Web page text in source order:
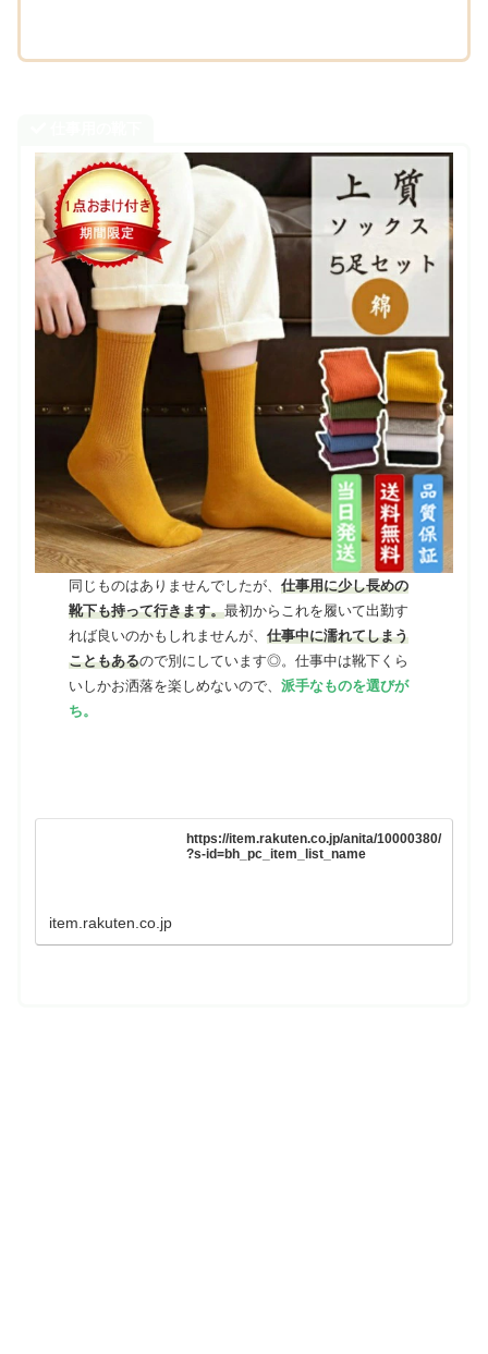
同じものはありませんでしたが、 仕事用に少し長めの
靴下も持って行きます。最初からこれを履いて出勤す
れば良いのかもしれませんが、 仕事中に濡れてしまう
こともあるので別にしています◎。仕事中は靴下くら
いしかお洒落を楽しめないので、 派手なものを選びが
ち。
https://item.rakuten.co.jp/anita/10000380/
?s-id=bh_pc_item_list_name
item.rakuten.co.jp